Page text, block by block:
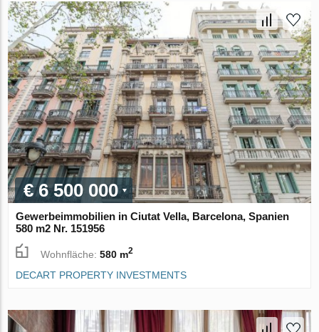
€ 6 500 000
Gewerbeimmobilien in Ciutat Vella, Barcelona, Spanien
580 m2 Nr. 151956
Wohnfläche:580 m2
DECART PROPERTY INVESTMENTS